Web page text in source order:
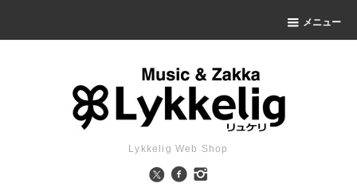
メニュー
Lykkelig Web Shop